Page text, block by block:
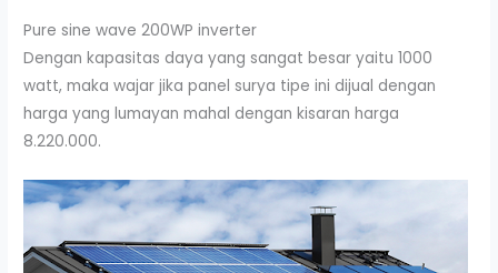
Pure sine wave 200WP inverter
Dengan kapasitas daya yang sangat besar yaitu 1000
watt, maka wajar jika panel surya tipe ini dijual dengan
harga yang lumayan mahal dengan kisaran harga
8.220.000.